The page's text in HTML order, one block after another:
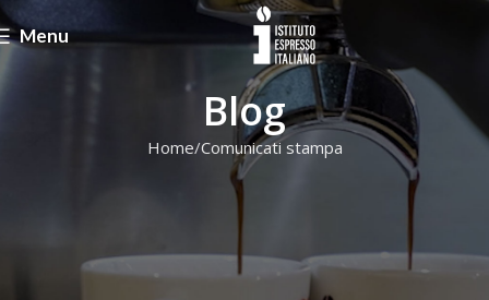
Menu
Blog
Home Comunicati stampa